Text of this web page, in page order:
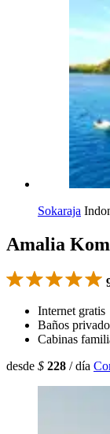
Sokaraja
Amalia
Internet gratis
Baños
Cabinas
desde $ 228 / día